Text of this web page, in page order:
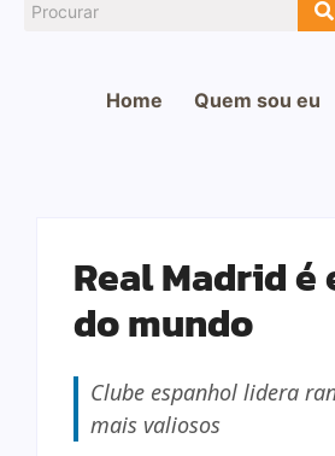
Home Quem sou eu
Real Madrid
do mundo
Clube espanhol lidera
mais valiosos